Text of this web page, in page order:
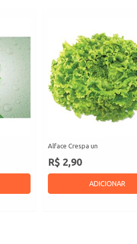
Alface Crespa un
R$ 2,90
ADICIONAR